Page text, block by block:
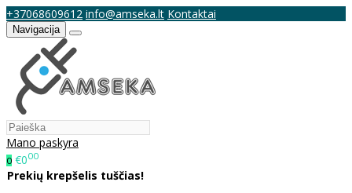
+37068609612 info@amseka.lt Kontaktai
Navigacija
Mano paskyra
0 €000
Prekių krepšelis tuščias!